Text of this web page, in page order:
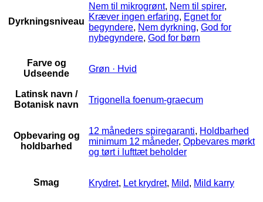
Dyrkningsniveau
Nem til mikrogrønt, Nem til spirer,
Kræver ingen erfaring, Egnet for
begyndere, Nem dyrkning, God for
nybegyndere, God for børn
Farve og
Udseende
Grøn · Hvid
Latinsk navn /
Botanisk navn
Trigonella foenum-graecum
Opbevaring og
holdbarhed
12 måneders spiregaranti, Holdbarhed
minimum 12 måneder, Opbevares mørkt
og tørt i lufttæt beholder
Smag Krydret, Let krydret, Mild, Mild karry